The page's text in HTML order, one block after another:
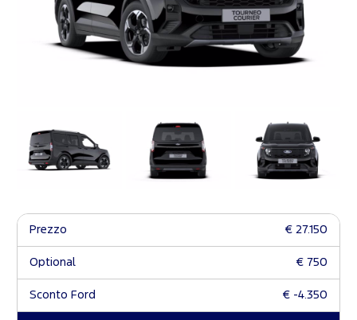
Prezzo € 27.150
Optional € 750
Sconto Ford € -4.350